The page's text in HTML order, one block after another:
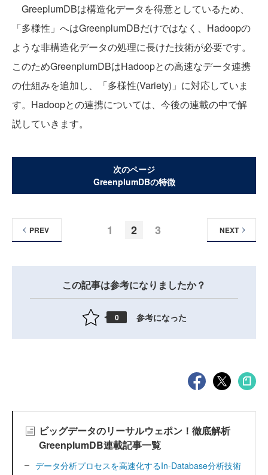
GreeplumDBは構造化データを得意としているため、
「多様性」へはGreenplumDBだけではなく、Hadoopの
ような非構造化データの処理に長けた技術が必要です。
このためGreenplumDBはHadoopとの高速なデータ連携
の仕組みを追加し、「多様性(Variety)」に対応していま
す。Hadoopとの連携については、今後の連載の中で解
説していきます。
次のページ
GreenplumDBの特徴
1 2 3
PREV NEXT
この記事は参考になりましたか？
0 参考になった
ビッグデータのリーサルウェポン！徹底解析
GreenplumDB連載記事一覧
データ分析プロセスを高速化するIn-Database分析技術